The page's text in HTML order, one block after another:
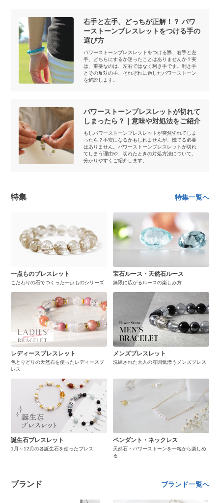
右手と左手、どっちが正解！？ パワ
ーストーンブレスレットをつける手の
選び方
パワーストーンブレスレットをつける際、右手と左
手、どちらにするか迷ったことはありませんか？実
は、重要なのは、左右ではなく利き手です。利き手
とその反対の手、それぞれに適したパワーストーン
を解説します。
パワーストーンブレスレットが切れて
しまったら？｜意味や対処法をご紹介
もしパワーストーンブレスレットが突然切れてしま
ったら？不安になるかもしれませんが、慌てる必要
はありません。パワーストーンブレスレットが切れ
てしまう理由や、切れたときの対処方法について、
分かりやすくご紹介します。
特集 特集一覧へ
一点ものブレスレット
こだわりの石でつくった一点ものシリーズ
宝石ルース・天然石ルース
無限に広がるルースの楽しみ方
レディースブレスレット
色とりどりの天然石を使ったレディースブ
レス
メンズブレスレット
洗練された大人の雰囲気漂うメンズブレス
誕生石ブレスレット
1月～12月の各誕生石を使ったブレス
ペンダント・ネックレス
天然石・パワーストーンを一粒から楽しめ
る
ブランド ブランド一覧へ